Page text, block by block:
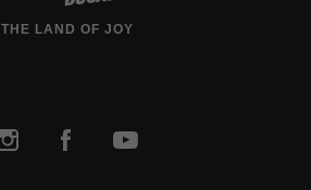
THE LAND OF JOY